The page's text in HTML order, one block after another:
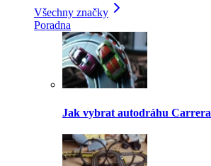
Všechny značky
Poradna
Jak vybrat autodráhu Carrera